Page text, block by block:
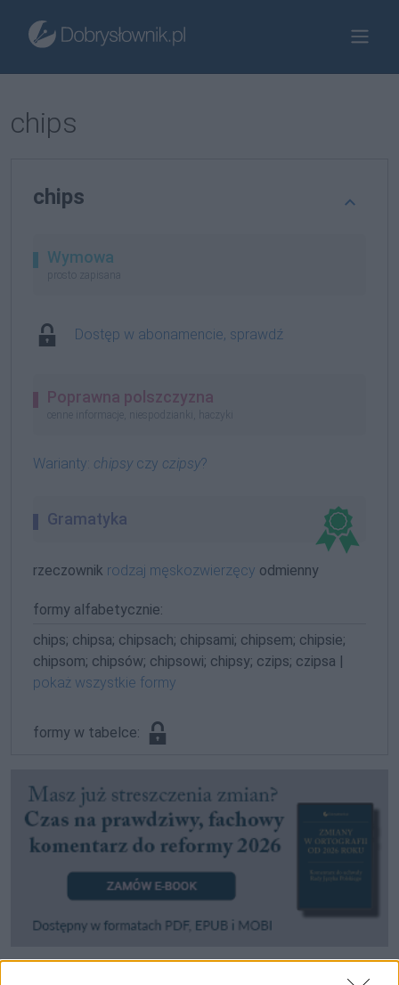
chips
chips
Wymowa
prosto zapisana
Dostęp w abonamencie, sprawdź
Poprawna polszczyzna
cenne informacje, niespodzianki, haczyki
Warianty: chipsyczy czipsy?
Gramatyka
rzeczownik rodzaj męskozwierzęcy odmienny
formy alfabetycznie:
chips; chipsa; chipsach; chipsami; chipsem; chipsie;
chipsom; chipsów; chipsowi; chipsy; czips; czipsa |
pokaż wszystkie formy
formy w tabelce: